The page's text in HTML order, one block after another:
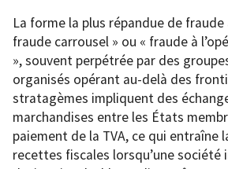
La forme la plus répandue de fraude
fraude carrousel » ou « fraude à
», souvent perpétrée par des
organisés opérant au-delà des
stratagèmes impliquent des
marchandises entre les États
paiement de la TVA, ce qui entraîne
recettes fiscales lorsqu’une société